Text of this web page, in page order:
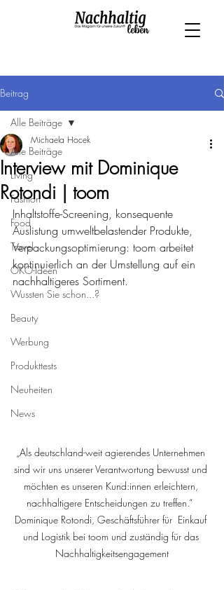
Beitrag
Alle Beiträge
Living
Fashion
Food
Travel
ÖKO-Ideen
Wussten Sie schon...?
Beauty
Werbung
Produkttests
Neuheiten
News
Alle Beiträge
Interview mit Dominique
Rotondi | toom
Michaela Hocek
Inhaltstoffe-Screening, konsequente
Auslistung umweltbelastender Produkte,
Verpackungsoptimierung: toom arbeitet
kontinuierlich an der Umstellung auf ein
nachhaltigeres Sortiment.
„Als deutschland-weit agierendes Unternehmen
sind wir uns unserer Verantwortung bewusst und
möchten es unseren Kund:innen erleichtern,
nachhaltigere Entscheidungen zu treffen.“
Dominique Rotondi, Geschäftsführer für  Einkauf
und Logistik bei toom und zuständig für das
Nachhaltigkeitsengagement